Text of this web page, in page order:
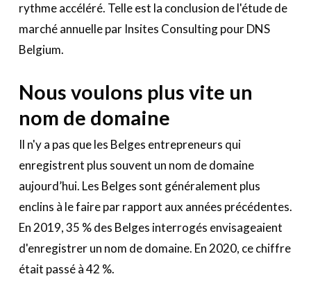
rythme accéléré. Telle est la conclusion de l'étude de
marché annuelle par Insites Consulting pour DNS
Belgium.
Nous voulons plus vite un
nom de domaine
Il n'y a pas que les Belges entrepreneurs qui
enregistrent plus souvent un nom de domaine
aujourd’hui. Les Belges sont généralement plus
enclins à le faire par rapport aux années précédentes.
En 2019, 35 % des Belges interrogés envisageaient
d'enregistrer un nom de domaine. En 2020, ce chiffre
était passé à 42 %.